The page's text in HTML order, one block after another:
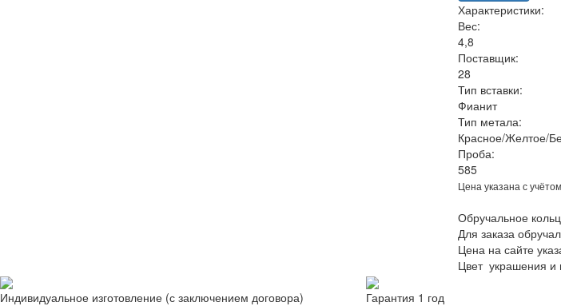
Характеристики:
Вес:
4,8
Поставщик:
28
Тип вставки:
Фианит
Тип метала:
Красное/Желтое/
Проба:
585
Цена указана с
Обручальное
Для заказа
Цена на сайте
Цвет украшения и
Индивидуальное изготовление (с заключением договора) Гарантия 1 год